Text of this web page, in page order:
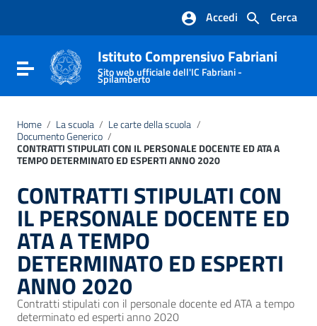
Vai al footer
Cerca
Accedi
Attiva / disattiva la navigazione
Istituto Comprensivo Fabriani
Sito web ufficiale dell'IC Fabriani -
Spilamberto
Home / La scuola / Le carte della scuola /
Documento Generico /
CONTRATTI STIPULATI CON IL PERSONALE DOCENTE ED ATA A
TEMPO DETERMINATO ED ESPERTI ANNO 2020
CONTRATTI STIPULATI CON
IL PERSONALE DOCENTE ED
ATA A TEMPO
DETERMINATO ED ESPERTI
ANNO 2020
Contratti stipulati con il personale docente ed ATA a tempo
determinato ed esperti anno 2020